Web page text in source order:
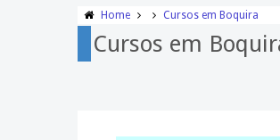
Home Cursos em Boquira
Cursos em